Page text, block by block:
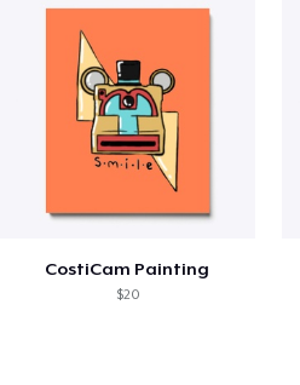
CostiCam Painting
$20